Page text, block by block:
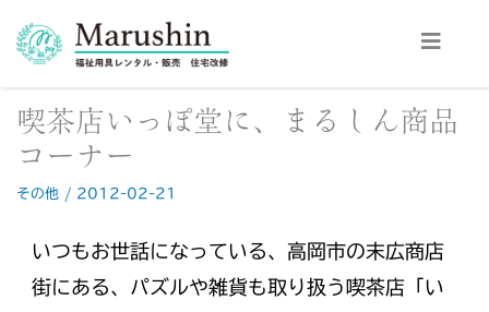
喫茶店いっぽ堂に、まるしん商品
コーナー
その他 / 2012-02-21
いつもお世話になっている、高岡市の末広商店
街にある、パズルや雑貨も取り扱う喫茶店「い